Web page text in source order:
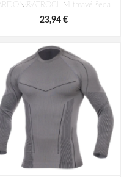
ARDON®ATROCLIM tmavě šedá
23,94 €